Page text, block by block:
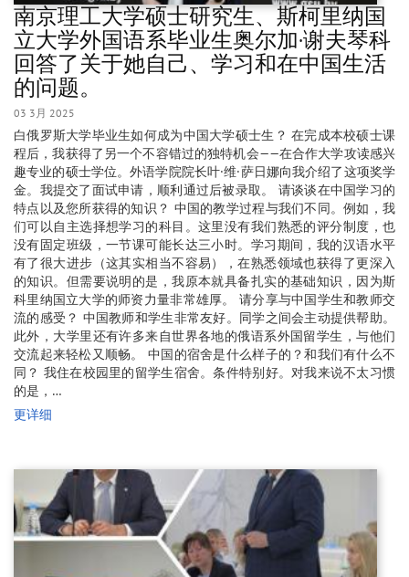
南京理工大学硕士研究生、斯柯里纳国
立大学外国语系毕业生奥尔加·谢夫琴科
回答了关于她自己、学习和在中国生活
的问题。
03 3月 2025
白俄罗斯大学毕业生如何成为中国大学硕士生？ 在完成本校硕士课
程后，我获得了另一个不容错过的独特机会——在合作大学攻读感兴
趣专业的硕士学位。外语学院院长叶·维·萨日娜向我介绍了这项奖学
金。我提交了面试申请，顺利通过后被录取。 请谈谈在中国学习的
特点以及您所获得的知识？ 中国的教学过程与我们不同。例如，我
们可以自主选择想学习的科目。这里没有我们熟悉的评分制度，也
没有固定班级，一节课可能长达三小时。学习期间，我的汉语水平
有了很大进步（这其实相当不容易），在熟悉领域也获得了更深入
的知识。但需要说明的是，我原本就具备扎实的基础知识，因为斯
科里纳国立大学的师资力量非常雄厚。 请分享与中国学生和教师交
流的感受？ 中国教师和学生非常友好。同学之间会主动提供帮助。
此外，大学里还有许多来自世界各地的俄语系外国留学生，与他们
交流起来轻松又顺畅。 中国的宿舍是什么样子的？和我们有什么不
同？ 我住在校园里的留学生宿舍。条件特别好。对我来说不太习惯
的是，…
更详细